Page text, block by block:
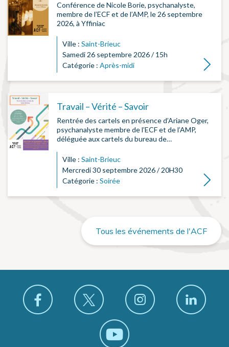
Conférence de Nicole Borie, psychanalyste,
membre de l’ECF et de l’AMP, le 26 septembre
2026, à Yffiniac
Ville : Saint-Brieuc
Samedi 26 septembre 2026 / 15h
Catégorie : Après-midi Lire la
Travail – Vérité – Savoir
Rentrée des cartels en présence d’Ariane Oger,
psychanalyste membre de l’ECF et de l’AMP,
déléguée aux cartels du bureau de…
Ville : Saint-Brieuc
Mercredi 30 septembre 2026 / 20H30
Catégorie : Soirée Lire la
Tous les événements de l'ACF